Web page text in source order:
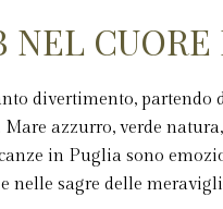
NEL
divertimento,
azzurro, verde
in Puglia sono
sagre delle